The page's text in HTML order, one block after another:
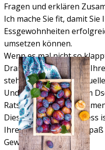
Fragen und erklären
Ich mache Sie fit, damit
Essgewohnheiten
umsetzen können.
Wenn es mal nicht so
Dranbleiben. Damit Sie
stehe ich Ihnen mit
Und ich zeige, wie Sie im
Ratschläge
Dieser Beratungsprozess
Ihre Mitarbeit, bringt Spaß
Gewinner werden.